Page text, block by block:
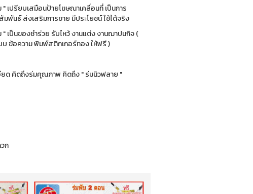
" เปรียบเสมือนป้ายโฆษณาเคลื่อนที่ เป็นการ
มพันธ์ ส่งเสริมการขาย มีประโยชน์ ใช้ได้จริง
" เป็นของชำร่วย รับไหว้ งานแต่ง งานฌาปนกิจ (
ข้อความ พิมพ์สติกเกอร์ทอง ให้ฟรี )
ยด คิดถึงร่มคุณภาพ คิดถึง " ร่มนิวฟลาย "
ก